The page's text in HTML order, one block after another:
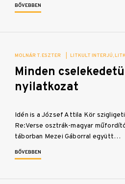
BŐVEBBEN
MOLNÁR T. ESZTER LITKULT INTERJÚ
Minden
nyilatkozat
Idén is a József Attila Kör
Re:Verse osztrák-magyar
táborban Mezei Gáborral együtt…
BŐVEBBEN